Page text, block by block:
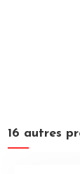
16 autres